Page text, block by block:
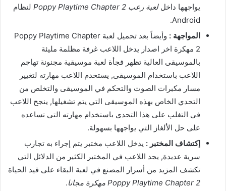
يواجهها داخللعبة رعب Poppy Playtime Chapter 2
لنظام
Android.
المواجهة :
وأيضاً بعد تحميل لعبة Poppy Playtime Chapter
2 مهكرة اخر اصدار يدخل اللاعب غرفة مظلمة مليئة
بالموسيقى العالية تظهر فجأة لعبة موسيقية مجنونة تهاجم
اللاعب باستخدام الموسيقى, يستخدم اللاعب مهارته لتغيير
مسار مكبرات الصوت والتحكم في الموسيقى والتخلص من
التحدي الخاص بهذه الموسيقى التي يتم تشغيلها, ينجح اللاعب
في التغلب على هذا التحدي باستخدام مهارته التي تساعده
على حل الألغاز التي يواجهها بسهولة.
إكتشاف المختبر : يدخل اللاعب مختبر يتم إجراء به تجارب
سرية عديدة, يجد اللاعب في المختبر الكثير من الدلائل التي
تكشف المزيد من أسرار المصنع في لعبة البقاء على قيد الحياة
Poppy Playtime Chapter 2 مهكرة مجانا
.